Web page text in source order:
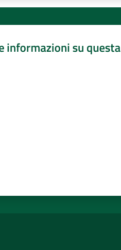
informazioni su questa